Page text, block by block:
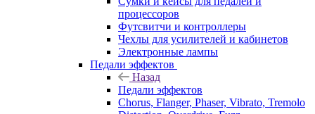
процессоров
Футсвитчи и контроллеры
Чехлы для усилителей и кабинетов
Электронные лампы
Педали эффектов
Назад
Педали эффектов
Chorus, Flanger, Phaser, Vibrato, Tremolo